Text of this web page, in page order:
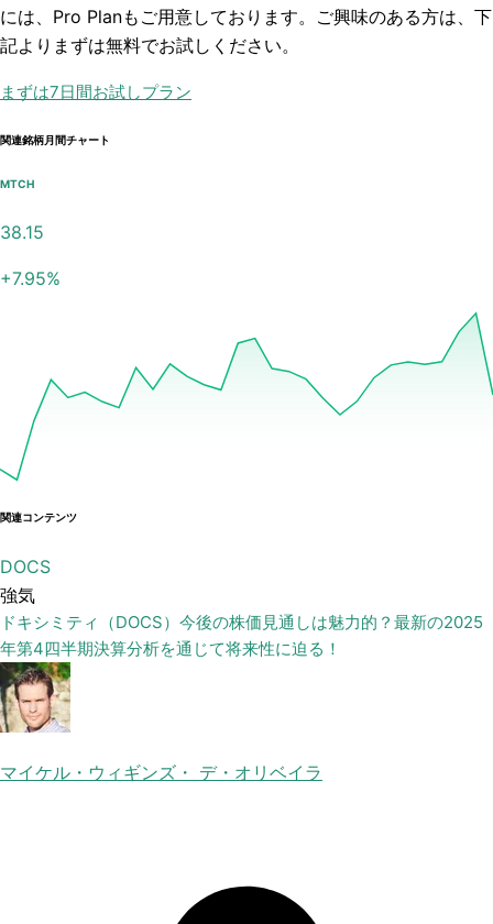
には、Pro Planもご用意しております。ご興味のある方は、下
記よりまずは無料でお試しください。
まずは7日間お試しプラン
関連銘柄月間チャート
MTCH
38.15
+7.95%
関連コンテンツ
DOCS
強気
ドキシミティ（DOCS）今後の株価見通しは魅力的？最新の2025
年第4四半期決算分析を通じて将来性に迫る！
マイケル・ウィギンズ・ デ・オリベイラ